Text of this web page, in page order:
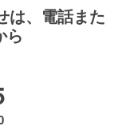
は、電話また
ら